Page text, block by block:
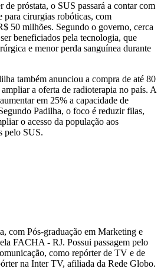
de próstata, o SUS passará a contar com
para cirurgias robóticas, com
50 milhões. Segundo o governo, cerca
beneficiados pela tecnologia, que
e menor perda sanguínea durante
também anunciou a compra de até 80
a oferta de radioterapia no país. A
em 25% a capacidade de
Padilha, o foco é reduzir filas,
o acesso da população aos
pelo SUS.
com Pós-graduação em Marketing e
FACHA - RJ. Possui passagem pelo
como repórter de TV e de
na Inter TV, afiliada da Rede Globo.